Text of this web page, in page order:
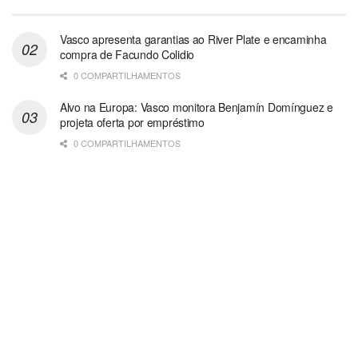
Vasco apresenta garantias ao River Plate e encaminha
compra de Facundo Colidio
0 COMPARTILHAMENTOS
Alvo na Europa: Vasco monitora Benjamín Domínguez e
projeta oferta por empréstimo
0 COMPARTILHAMENTOS